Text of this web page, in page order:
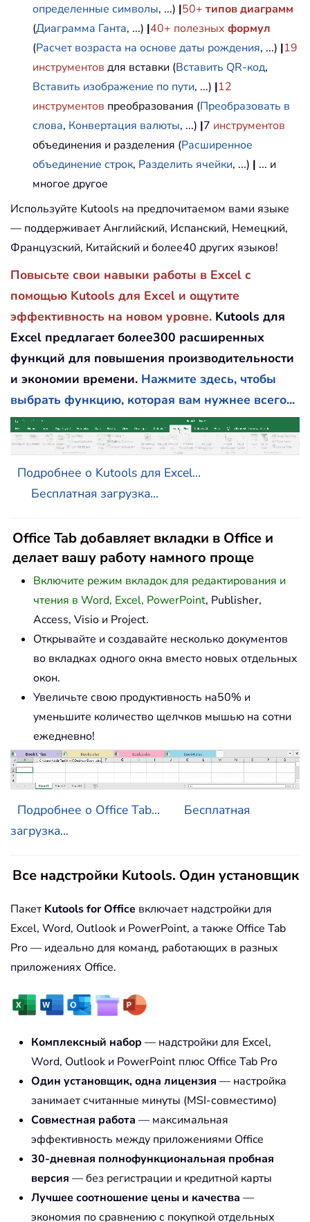
определенные символы, ...) |50+ типов диаграмм
(Диаграмма Ганта, ...) |40+ полезных формул
(Расчет возраста на основе даты рождения, ...) |19
инструментов для вставки (Вставить QR-код,
Вставить изображение по пути, ...) |12
инструментов преобразования (Преобразовать в
слова, Конвертация валюты, ...) |7 инструментов
объединения и разделения (Расширенное
объединение строк, Разделить ячейки, ...) | ... и
многое другое
Используйте Kutools на предпочитаемом вами языке
— поддерживает Английский, Испанский, Немецкий,
Французский, Китайский и более40 других языков!
Повысьте свои навыки работы в Excel с
помощью Kutools для Excel и ощутите
эффективность на новом уровне. Kutools для
Excel предлагает более300 расширенных
функций для повышения производительности
и экономии времени. Нажмите здесь, чтобы
выбрать функцию, которая вам нужнее всего...
Подробнее о Kutools для Excel...
Бесплатная загрузка...
Office Tab добавляет вкладки в Office и
делает вашу работу намного проще
Включите режим вкладок для редактирования и
чтения в Word, Excel, PowerPoint, Publisher,
Access, Visio и Project.
Открывайте и создавайте несколько документов
во вкладках одного окна вместо новых отдельных
окон.
Увеличьте свою продуктивность на50% и
уменьшите количество щелчков мышью на сотни
ежедневно!
Подробнее о Office Tab...
Бесплатная
загрузка...
Все надстройки Kutools. Один установщик
Пакет Kutools for Office включает надстройки для
Excel, Word, Outlook и PowerPoint, а также Office Tab
Pro — идеально для команд, работающих в разных
приложениях Office.
Комплексный набор — надстройки для Excel,
Word, Outlook и PowerPoint плюс Office Tab Pro
Один установщик, одна лицензия — настройка
занимает считанные минуты (MSI-совместимо)
Совместная работа — максимальная
эффективность между приложениями Office
30-дневная полнофункциональная пробная
версия — без регистрации и кредитной карты
Лучшее соотношение цены и качества —
экономия по сравнению с покупкой отдельных